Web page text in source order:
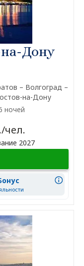
на-Дону
– Волгоград –
на-Дону
ночей
чел.
2027